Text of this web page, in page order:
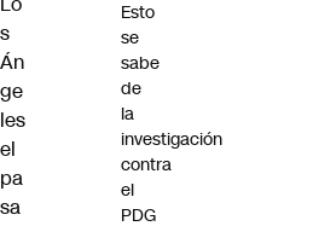
s
Án
ge
les
el
pa
sa
Esto
se
sabe
de
la
investigación
contra
el
PDG